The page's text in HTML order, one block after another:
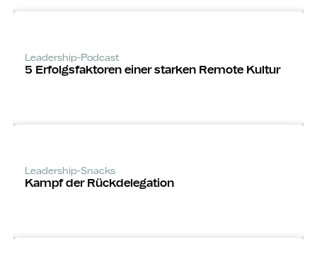
Leadership-Podcast
5 Erfolgsfaktoren einer starken Remote Kultur
Leadership-Snacks
Kampf der Rückdelegation